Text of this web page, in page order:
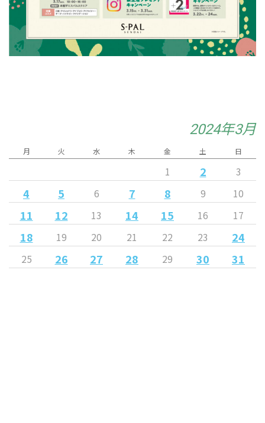
2024年3月
月 火 水 木 金 土 日
1 2 3
4 5 6 7 8 9 10
11 12 13 14 15 16 17
18 19 20 21 22 23 24
25 26 27 28 29 30 31